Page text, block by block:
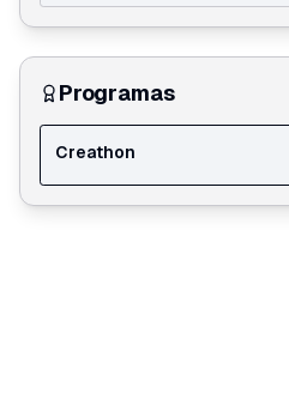
Programas
Creathon